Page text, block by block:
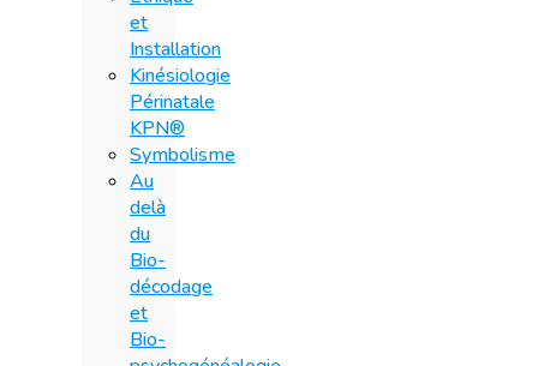
et
Installation
Kinésiologie
Périnatale
KPN®
Symbolisme
Au
delà
du
Bio-
décodage
et
Bio-